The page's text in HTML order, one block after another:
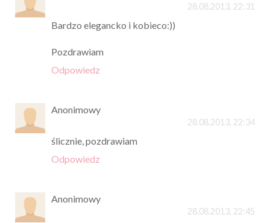
28.08.2013, 22:31
Bardzo elegancko i kobieco:))
Pozdrawiam
Odpowiedz
Anonimowy
28.08.2013, 22:34
ślicznie, pozdrawiam
Odpowiedz
Anonimowy
28.08.2013, 22:45